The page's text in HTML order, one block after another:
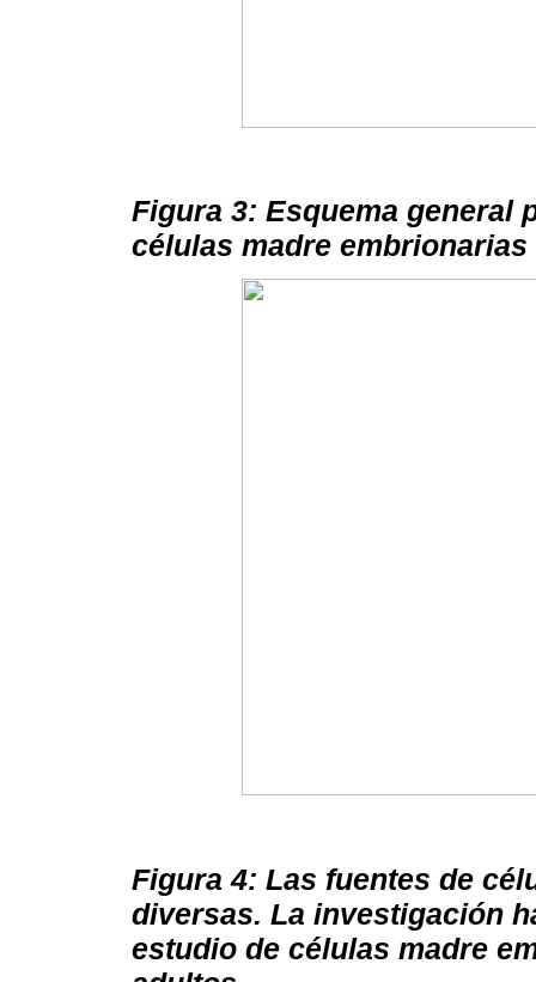
Figura 3: Esquema general
células madre embrionarias
Figura 4: Las fuentes de
diversas. La investigación
estudio de células madre